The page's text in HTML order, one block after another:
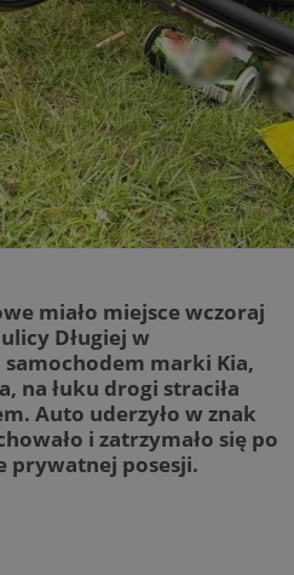
miało miejsce wczoraj
Długiej w
samochodem marki Kia,
na łuku drogi straciła
Auto uderzyło w znak
i zatrzymało się po
prywatnej posesji.